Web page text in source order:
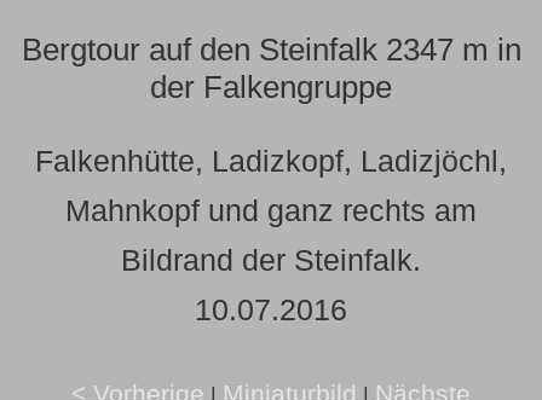
Bergtour auf den Steinfalk 2347 m in
der Falkengruppe
Falkenhütte, Ladizkopf, Ladizjöchl,
Mahnkopf und ganz rechts am
Bildrand der Steinfalk.
10.07.2016
< Vorherige Miniaturbild
Nächste